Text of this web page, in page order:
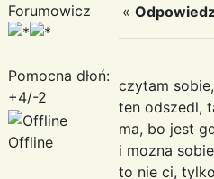
Forumowicz
Pomocna dłoń:
+4/-2
Offline
«
czytam
ten odszedl,
ma, bo jest
i mozna
to nie ci,